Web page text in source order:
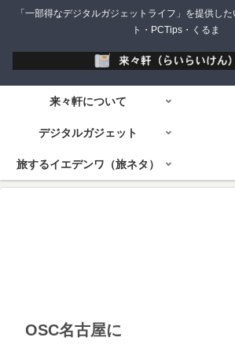
「一部得なデジタルガジェットライフ」を提供し
ト・PCTips・くるま
来々軒について
デジタルガジェット
旅するイエデンワ（旅ネタ）
OSC名古屋に